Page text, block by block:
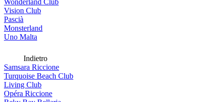
Wonderland Club
Vision Club
Pascià
Monsterland
Uno Malta
Indietro
Samsara Riccione
Turquoise Beach Club
Living Club
Opéra Riccione